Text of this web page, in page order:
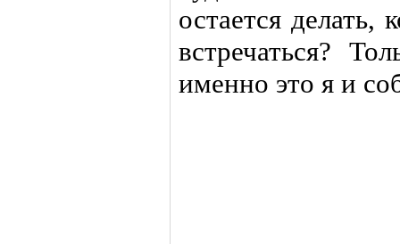
остается
встречаться?
именно это я и